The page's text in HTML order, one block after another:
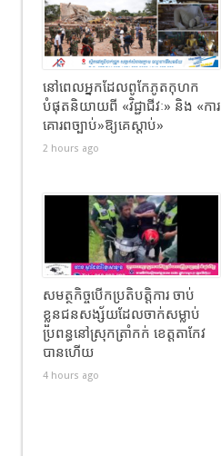
នៅពេលអ្នកដែលពូកែភូតកុហក
បំផុតនិយាយពី «វិជ្ជាជីវៈ» និង «ការ
គោរពច្បាប់»ឱ្យគេស្តាប់»
2 hours ago
សមត្ថកិច្ចបើកប្រតិបត្តិការ ចាប់
ខ្លួនជនសង្ស័យដែលចាក់សម្លាប់
ប្រពន្ធនៅស្រុកត្រាំកក់ ខេត្តតាកែវ
បានហេីយ
4 hours ago